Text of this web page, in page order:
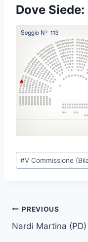
Dove Siede:
P
o
T
a
#V Commissione
Post
navigation
PREVIOUS
Nardi Martina (PD)